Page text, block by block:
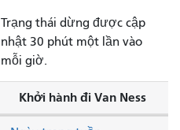
Trạng thái dừng được cập
nhật 30 phút một lần vào
mỗi giờ.
Khởi hành đi Van Ness